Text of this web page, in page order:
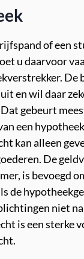
of een
u daarvoor
De
en wil daar
gebeurt
een
kan alleen
De
is bevoegd
de
niet
is een sterke